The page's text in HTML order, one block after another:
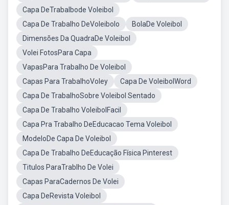
Capa DeTrabalbode Voleibol
Capa De Trabalho DeVoleibolo
BolaDe Voleibol
Dimensões Da QuadraDe Voleibol
Volei FotosPara Capa
VapasPara Trabalho De Voleibol
Capas Para TrabalhoVoley
Capa De VoleibolWord
Capa De TrabalhoSobre Voleibol Sentado
Capa De Trabalho VoleibolFacil
Capa Pra Trabalho DeEducacao Tema Voleibol
ModeloDe Capa De Voleibol
Capa De Trabalho DeEducação Física Pinterest
Titulos ParaTrablho De Volei
Capas ParaCadernos De Volei
Capa DeRevista Voleibol